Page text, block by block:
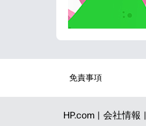
免責事項
HP.com | 会社情報 |